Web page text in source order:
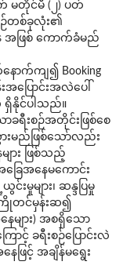
မတိုင်မီ (၂) ပတ်
စဉ်တစ်ခုလုံး၏
အဖြစ် ကောက်ခံမည်
ာက်ကျ၍ Booking
ြောင်းအလဲပေါ်
ရှိနိုင်ပါသည်။
ာခရီးစဉ်အတိုင်းဖြစ်စေ
းမည်ဖြစ်သော်လည်း
ား ဖြစ်သည့်
ေအနေမကောင်း
မှုများ၊ ဆန္ဒပြမှု
ကြိုတင်မှန်းဆ၍
များ) အစရှိသော
င့် ခရီးစဉ်ပြောင်းလဲ
ဖြင့် အချိန်မရွေး